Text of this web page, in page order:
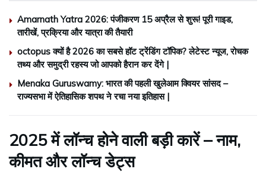
Amarnath Yatra 2026: पंजीकरण 15 अप्रैल से शुरू! पूरी गाइड,
तारीखें, प्रक्रिया और यात्रा की तैयारी
octopus क्यों है 2026 का सबसे हॉट ट्रेंडिंग टॉपिक? लेटेस्ट न्यूज, रोचक
तथ्य और समुद्री रहस्य जो आपको हैरान कर देंगे |
Menaka Guruswamy: भारत की पहली खुलेआम क्वियर सांसद –
राज्यसभा में ऐतिहासिक शपथ ने रचा नया इतिहास |
2025 में लॉन्च होने वाली बड़ी कारें – नाम,
कीमत और लॉन्च डेट्स